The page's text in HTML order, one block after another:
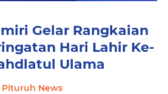
Gelar Rangkaian
Hari Lahir Ke-
Ulama
Pituruh News